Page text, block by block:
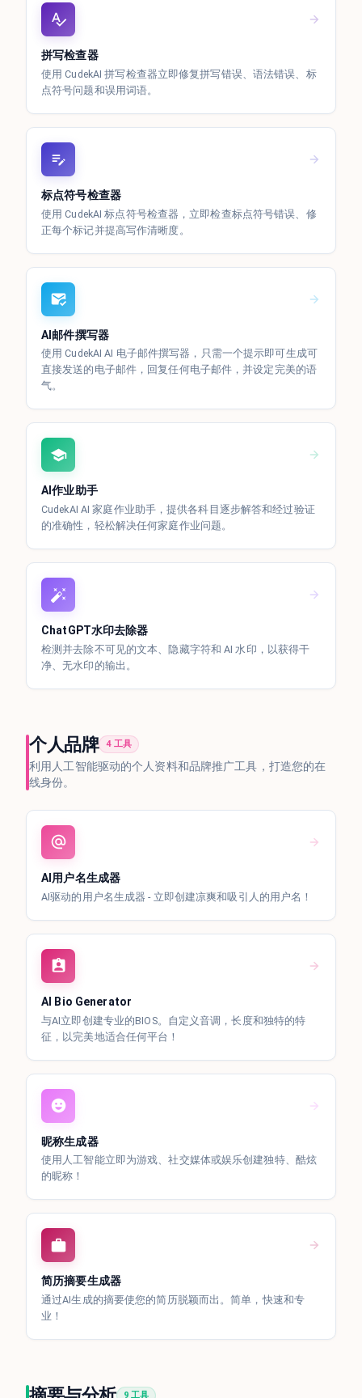
拼写检查器
使用 CudekAI 拼写检查器立即修复拼写错误、语法错误、标
点符号问题和误用词语。
标点符号检查器
使用 CudekAI 标点符号检查器，立即检查标点符号错误、修
正每个标记并提高写作清晰度。
AI邮件撰写器
使用 CudekAI AI 电子邮件撰写器，只需一个提示即可生成可
直接发送的电子邮件，回复任何电子邮件，并设定完美的语
气。
AI作业助手
CudekAI AI 家庭作业助手，提供各科目逐步解答和经过验证
的准确性，轻松解决任何家庭作业问题。
ChatGPT水印去除器
检测并去除不可见的文本、隐藏字符和 AI 水印，以获得干
净、无水印的输出。
个人品牌 4 工具
利用人工智能驱动的个人资料和品牌推广工具，打造您的在
线身份。
AI用户名生成器
AI驱动的用户名生成器 - 立即创建凉爽和吸引人的用户名！
AI Bio Generator
与AI立即创建专业的BIOS。自定义音调，长度和独特的特
征，以完美地适合任何平台！
昵称生成器
使用人工智能立即为游戏、社交媒体或娱乐创建独特、酷炫
的昵称！
简历摘要生成器
通过AI生成的摘要使您的简历脱颖而出。简单，快速和专
业！
9 工具